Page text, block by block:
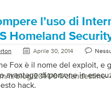
it/blog/2014/04/clandestine-
l’uso di
Homeland
Aprile 30, 2014
Fox è il nome del exploit, e
avantage di persone in
hack.